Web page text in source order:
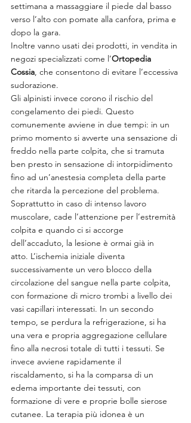
settimana a massaggiare il piede dal basso
verso l’alto con pomate alla canfora, prima e
dopo la gara.
Inoltre vanno usati dei prodotti, in vendita in
negozi specializzati come l’Ortopedia
Cossia, che consentono di evitare l’eccessiva
sudorazione.
Gli alpinisti invece corono il rischio del
congelamento dei piedi. Questo
comunemente avviene in due tempi: in un
primo momento si avverte una sensazione di
freddo nella parte colpita, che si tramuta
ben presto in sensazione di intorpidimento
fino ad un’anestesia completa della parte
che ritarda la percezione del problema.
Soprattutto in caso di intenso lavoro
muscolare, cade l’attenzione per l’estremità
colpita e quando ci si accorge
dell’accaduto, la lesione è ormai già in
atto. L’ischemia iniziale diventa
successivamente un vero blocco della
circolazione del sangue nella parte colpita,
con formazione di micro trombi a livello dei
vasi capillari interessati. In un secondo
tempo, se perdura la refrigerazione, si ha
una vera e propria aggregazione cellulare
fino alla necrosi totale di tutti i tessuti. Se
invece avviene rapidamente il
riscaldamento, si ha la comparsa di un
edema importante dei tessuti, con
formazione di vere e proprie bolle sierose
cutanee. La terapia più idonea è un